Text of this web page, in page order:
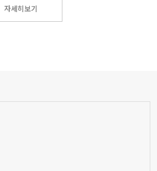
자세히보기